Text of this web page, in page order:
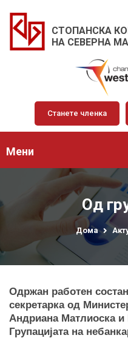
СТОПАНСКА
НА СЕВЕРНА
Станете членка
Мени
Од
Дома
Одржан работен
секретарка од
Андриана Матлиоска и
Групацијата на